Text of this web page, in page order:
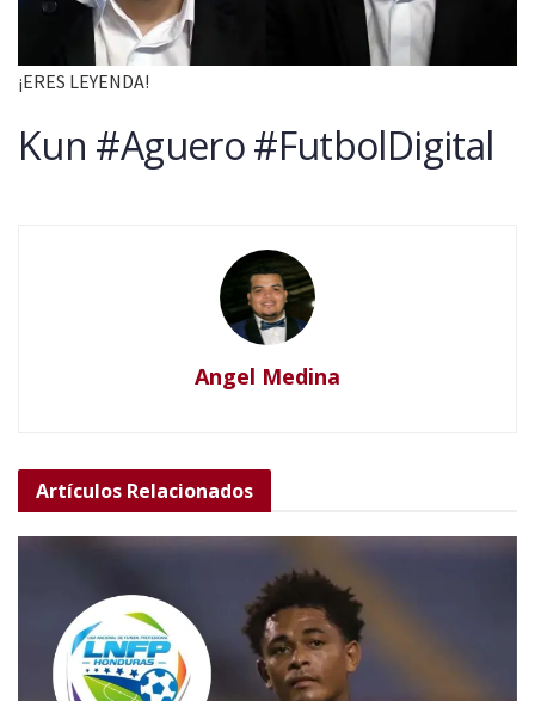
¡ERES LEYENDA!
Kun #Aguero #FutbolDigital
Angel Medina
Artículos Relacionados